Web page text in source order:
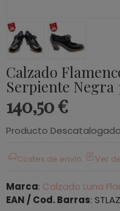
Calzado
Serpiente Negra
140,50 €
Producto Descatalogado
Costes de envío Ver
Marca: Calzado Luna
EAN / Cod. Barras: